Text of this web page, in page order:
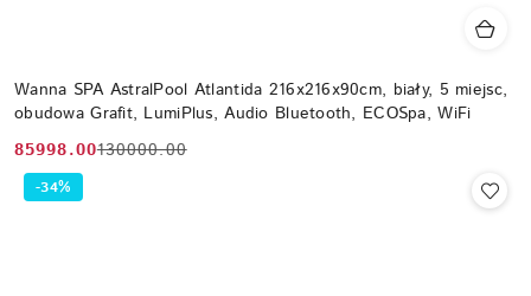
Wanna SPA AstralPool Atlantida 216x216x90cm, biały, 5 miejsc,
obudowa Grafit, LumiPlus, Audio Bluetooth, ECOSpa, WiFi
Cena
promocyjna:
85998.00
Cena
przed
130000.00
-34%